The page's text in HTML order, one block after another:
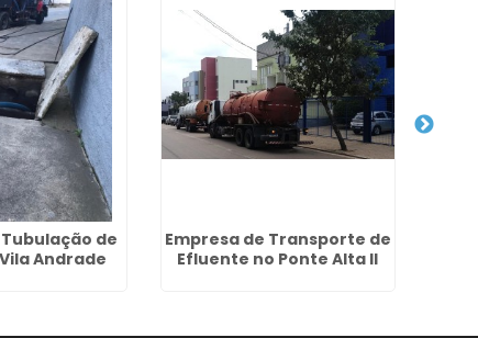
de
Andrade
Empresa de Transporte de
Efluente no Ponte Alta II